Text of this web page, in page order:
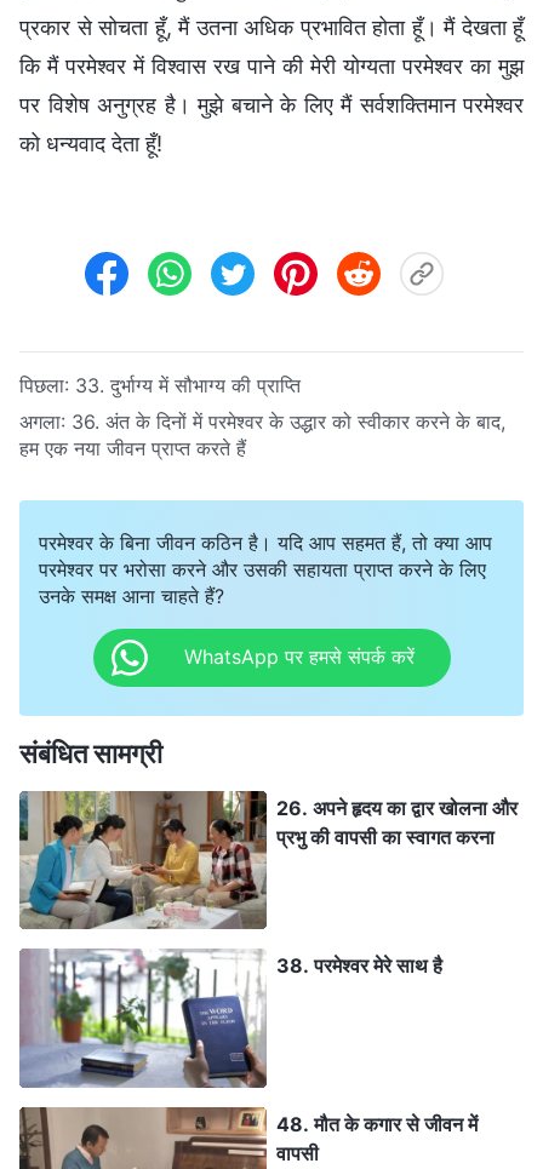
प्रकार से सोचता हूँ, मैं उतना अधिक प्रभावित होता हूँ। मैं देखता हूँ
कि मैं परमेश्वर में विश्वास रख पाने की मेरी योग्यता परमेश्वर का मुझ
पर विशेष अनुग्रह है। मुझे बचाने के लिए मैं सर्वशक्तिमान परमेश्वर
को धन्यवाद देता हूँ!
पिछला: 33. दुर्भाग्य में सौभाग्य की प्राप्ति
अगला: 36. अंत के दिनों में परमेश्वर के उद्धार को स्वीकार करने के बाद,
हम एक नया जीवन प्राप्त करते हैं
परमेश्वर के बिना जीवन कठिन है। यदि आप सहमत हैं, तो क्या आप
परमेश्वर पर भरोसा करने और उसकी सहायता प्राप्त करने के लिए
उनके समक्ष आना चाहते हैं?
WhatsApp पर हमसे संपर्क करें
संबंधित सामग्री
26. अपने हृदय का द्वार खोलना और
प्रभु की वापसी का स्वागत करना
38. परमेश्वर मेरे साथ है
48. मौत के कगार से जीवन में
वापसी